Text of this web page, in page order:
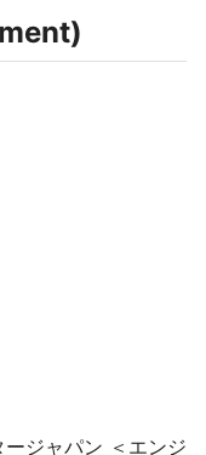
ジャパン ＜エンジ